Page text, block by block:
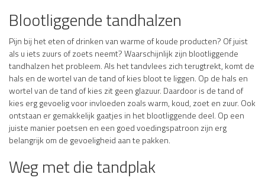
Blootliggende tandhalzen
Pijn bij het eten of drinken van warme of koude producten? Of juist
als u iets zuurs of zoets neemt? Waarschijnlijk zijn blootliggende
tandhalzen het probleem. Als het tandvlees zich terugtrekt, komt de
hals en de wortel van de tand of kies bloot te liggen. Op de hals en
wortel van de tand of kies zit geen glazuur. Daardoor is de tand of
kies erg gevoelig voor invloeden zoals warm, koud, zoet en zuur. Ook
ontstaan er gemakkelijk gaatjes in het blootliggende deel. Op een
juiste manier poetsen en een goed voedingspatroon zijn erg
belangrijk om de gevoeligheid aan te pakken.
Weg met die tandplak